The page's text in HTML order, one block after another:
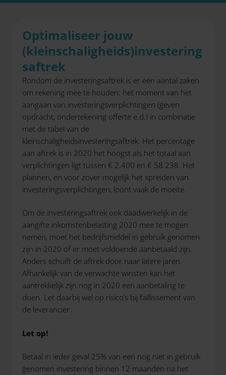
Optimaliseer jouw
(kleinschaligheids)investering
saftrek
Rondom de investeringsaftrek is er een aantal zaken
om rekening mee te houden: het moment van het
aangaan van investeringsverplichtingen (geven
opdracht, ondertekening offerte e.d.) in combinatie
met de tabel van de
kleinschaligheidsinvesteringsaftrek. Het percentage
aan aftrek is in 2020 het hoogst als het totaal aan
verplichtingen ligt tussen € 2.400 en € 58.238. Het
plannen, en voor zover mogelijk het spreiden van
investeringsverplichtingen, loont vaak de moeite.
Om de investeringsaftrek ook daadwerkelijk in de
aangifte inkomstenbelasting 2020 mee te mogen
nemen, moet het bedrijfsmiddel in gebruik genomen
zijn in 2020 óf er moet voldoende aanbetaald zijn.
Anders schuift de aftrek door naar latere jaren.
Afhankelijk van de verwachte winsten kan het
aantrekkelijk zijn nog in 2020 een aanbetaling te
doen. Let daarbij wel op risico’s bij faillissement van
de leverancier.
Let op!
Betaal in ieder geval 25% van een nog niet in gebruik
genomen investering binnen 12 maanden na het